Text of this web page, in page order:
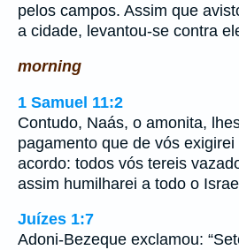
pelos campos. Assim que
a cidade, levantou-se contra
morning
1 Samuel 11:2
Contudo, Naás, o amonita,
pagamento que de vós
acordo: todos vós tereis
assim humilharei a todo o
Juízes 1:7
Adoni-Bezeque exclamou: